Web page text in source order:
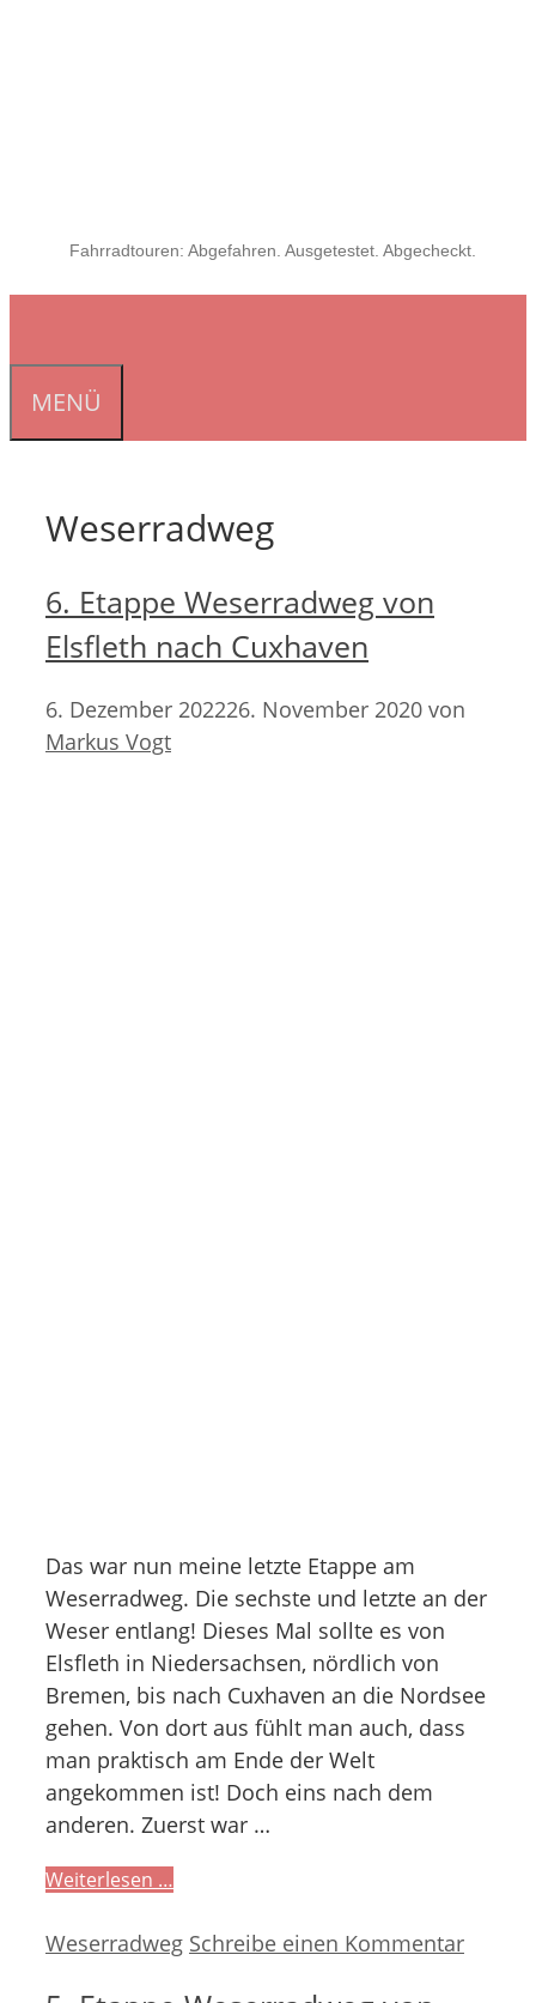
Fahrradtouren: Abgefahren. Ausgetestet. Abgecheckt.
MENÜ
Weserradweg
6. Etappe Weserradweg von
Elsfleth nach Cuxhaven
6. Dezember 202226. November 2020 von
Markus Vogt
Das war nun meine letzte Etappe am
Weserradweg. Die sechste und letzte an der
Weser entlang! Dieses Mal sollte es von
Elsfleth in Niedersachsen, nördlich von
Bremen, bis nach Cuxhaven an die Nordsee
gehen. Von dort aus fühlt man auch, dass
man praktisch am Ende der Welt
angekommen ist! Doch eins nach dem
anderen. Zuerst war …
Weiterlesen …
Kategorien
Weserradweg Schreibe einen Kommentar